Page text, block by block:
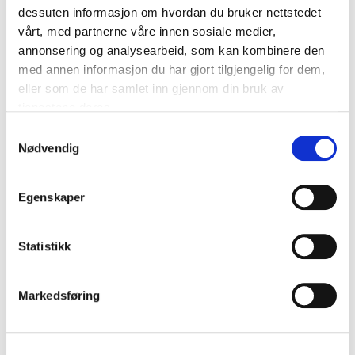
dessuten informasjon om hvordan du bruker nettstedet
vårt, med partnerne våre innen sosiale medier,
annonsering og analysearbeid, som kan kombinere den
med annen informasjon du har gjort tilgjengelig for dem,
eller som de har samlet inn gjennom din bruk av
Nødvendig
Egenskaper
Statistikk
Markedsføring